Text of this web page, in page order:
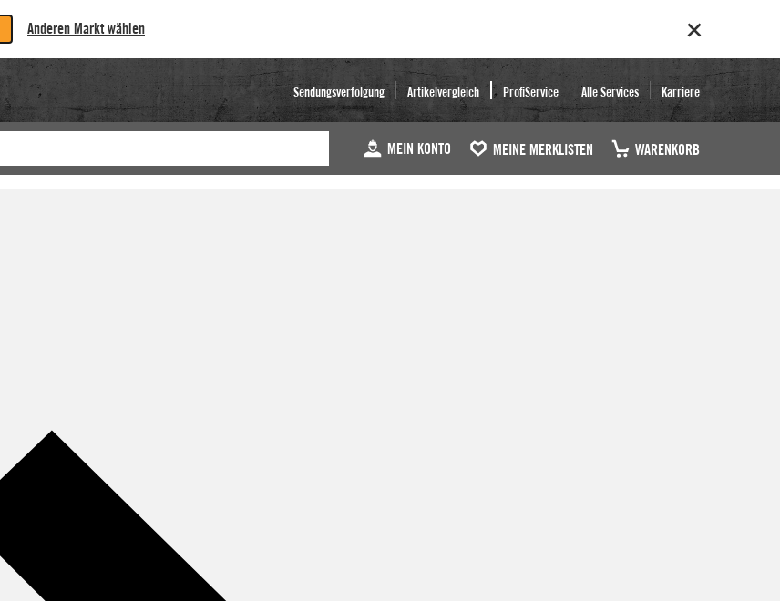
Anderen Markt wählen
Sendungsverfolgung Artikelvergleich ProfiService Alle Services Karriere
MEIN KONTO MEINE MERKLISTEN WARENKORB